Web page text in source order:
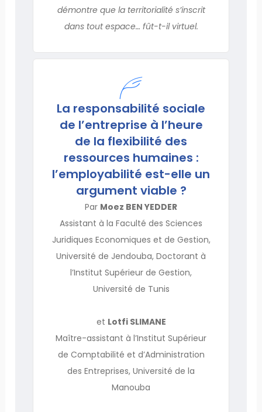
démontre que la territorialité s’inscrit
dans tout espace… fût-t-il virtuel.
La responsabilité sociale
de l’entreprise à l’heure
de la flexibilité des
ressources humaines :
l’employabilité est-elle un
argument viable ?
Par Moez BEN YEDDER
Assistant à la Faculté des Sciences
Juridiques Economiques et de Gestion,
Université de Jendouba, Doctorant à
l’Institut Supérieur de Gestion,
Université de Tunis
et Lotfi SLIMANE
Maître-assistant à l’Institut Supérieur
de Comptabilité et d’Administration
des Entreprises, Université de la
Manouba